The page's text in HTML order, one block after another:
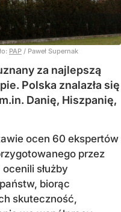
PAP / Paweł Supernak
za najlepszą
Polska znalazła się
Danię, Hiszpanię,
ocen 60 ekspertów
przez
służby
biorąc
skuteczność,